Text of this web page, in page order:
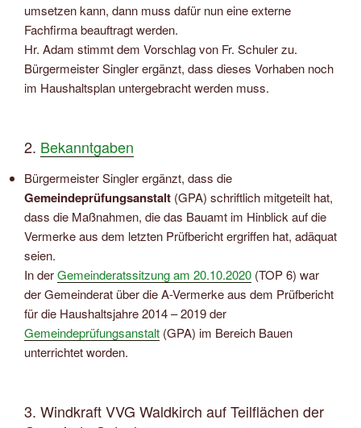
umsetzen kann, dann muss dafür nun eine externe
Fachfirma beauftragt werden.
Hr. Adam stimmt dem Vorschlag von Fr. Schuler zu.
Bürgermeister Singler ergänzt, dass dieses Vorhaben noch
im Haushaltsplan untergebracht werden muss.
2. Bekanntgaben
Bürgermeister Singler ergänzt, dass die
Gemeindeprüfungsanstalt (GPA) schriftlich mitgeteilt hat,
dass die Maßnahmen, die das Bauamt im Hinblick auf die
Vermerke aus dem letzten Prüfbericht ergriffen hat, adäquat
seien.
In derGemeinderatssitzung am 20.10.2020 (TOP 6) war
der Gemeinderat über die A-Vermerke aus dem Prüfbericht
für die Haushaltsjahre 2014 – 2019 der
Gemeindeprüfungsanstalt (GPA) im Bereich Bauen
unterrichtet worden.
3. Windkraft VVG Waldkirch auf Teilflächen der